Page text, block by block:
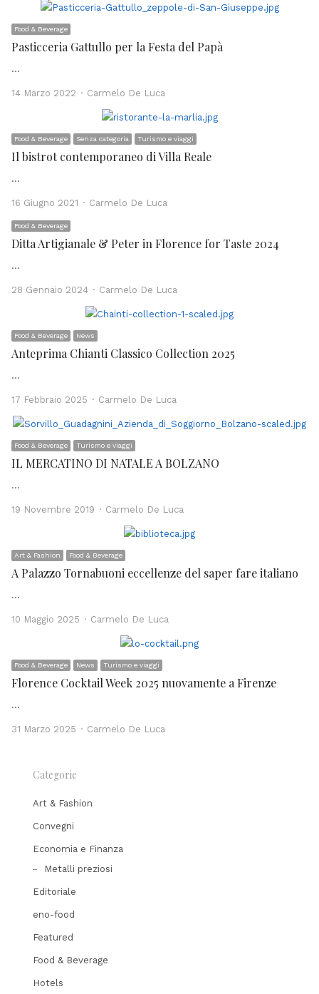
Food & Beverage
Pasticceria Gattullo per la Festa del Papà
…
14 Marzo 2022 Author
Carmelo De Luca
Food & Beverage Senza categoria Turismo e viaggi
Il bistrot contemporaneo di Villa Reale
…
16 Giugno 2021 Author
Carmelo De Luca
Food & Beverage
Ditta Artigianale & Peter in Florence for Taste 2024
…
28 Gennaio 2024 Author
Carmelo De Luca
Food & Beverage News
Anteprima Chianti Classico Collection 2025
…
17 Febbraio 2025 Author
Carmelo De Luca
Food & Beverage Turismo e viaggi
IL MERCATINO DI NATALE A BOLZANO
…
19 Novembre 2019 Author
Carmelo De Luca
Art & Fashion Food & Beverage
A Palazzo Tornabuoni eccellenze del saper fare italiano
…
10 Maggio 2025 Author
Carmelo De Luca
Food & Beverage News Turismo e viaggi
Florence Cocktail Week 2025 nuovamente a Firenze
…
31 Marzo 2025 Author
Carmelo De Luca
Categorie
Art & Fashion
Convegni
Economia e Finanza
Metalli preziosi
Editoriale
eno-food
Featured
Food & Beverage
Hotels